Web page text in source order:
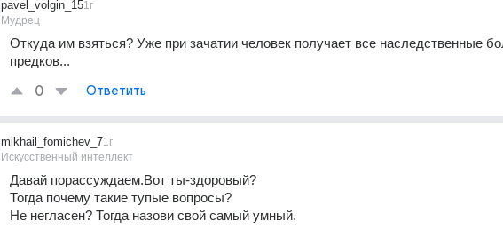
pavel_volgin_15
Мудрец
1г
Откуда им взяться? Уже при зачатии человек получает все наследственные
предков...
0 Ответить
mikhail_fomichev_7
Искусственный интеллект
1г
Давай порассуждаем.Вот ты-здоровый?
Тогда почему такие тупые вопросы?
Не негласен? Тогда назови свой самый умный.